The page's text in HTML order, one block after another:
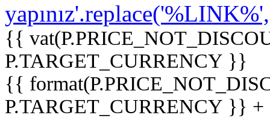
{{
P.TARGET_CURRENCY }}
{{
P.TARGET_CURRENCY }}